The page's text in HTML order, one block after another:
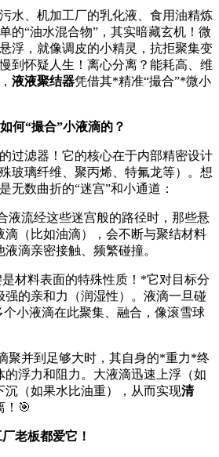
水、机加工厂的乳化液、食用油精炼
的“油水混合物”，其实暗藏玄机！微
浮，就像调皮的小精灵，抗拒聚集变
到怀疑人生！离心分离？能耗高、维
液液聚结器凭借其*精准“撮合”*微小
何“撮合”小液滴的？
过滤器！它的核心在于内部精密设计
玻璃纤维、聚丙烯、特氟龙等）。想
无数曲折的“迷宫”和小通道：
液流经这些迷宫般的路径时，那些悬
滴（比如油滴），会不断与聚结材料
滴亲密接触、频繁碰撞。
材料表面的特殊性质！*它对目标分
强的亲和力（润湿性）。液滴一旦碰
个小液滴在此聚集、融合，像滚雪球
聚并到足够大时，其自身的*重力*终
的浮力和阻力。大液滴迅速上浮（如
沉（如果水比油重），从而实现清
！🎯
老板都爱它！